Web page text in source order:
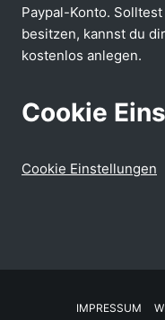
Paypal-Konto.
besitzen, kannst du
kostenlos anlegen.
Cookie
Cookie Einstellungen
IMPRESSUM